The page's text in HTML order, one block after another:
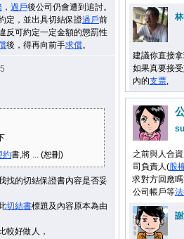
， 過戶後公司仍會遭到追討。
定，並出具切結保證過戶前
反可約定一定金額的懲罰性
後，得再向前手求償。
約書,將 ... (恕刪)
找的切結保證書內容是否妥
切結書標題及內容原本為由
較好做人，
建議你直接
如果真要接受
內的支票,
之前與人合
司負責人(股
求對方回應
公司帳戶等